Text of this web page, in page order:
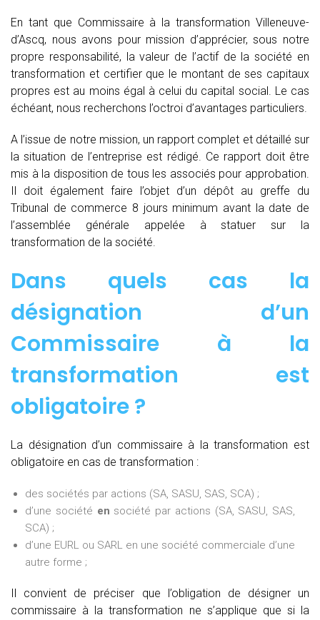
En tant que Commissaire à la transformation Villeneuve-
d’Ascq, nous avons pour mission d’apprécier, sous notre
propre responsabilité, la valeur de l’actif de la société en
transformation et certifier que le montant de ses capitaux
propres est au moins égal à celui du capital social. Le cas
échéant, nous recherchons l’octroi d’avantages particuliers.
A l’issue de notre mission, un rapport complet et détaillé sur
la situation de l’entreprise est rédigé. Ce rapport doit être
mis à la disposition de tous les associés pour approbation.
Il doit également faire l’objet d’un dépôt au greffe du
Tribunal de commerce 8 jours minimum avant la date de
l’assemblée générale appelée à statuer sur la
transformation de la société.
Dans quels cas la
désignation d’un
Commissaire à la
transformation est
obligatoire ?
La désignation d’un commissaire à la transformation est
obligatoire en cas de transformation :
des sociétés par actions (SA, SASU, SAS, SCA) ;
d’une société en société par actions (SA, SASU, SAS,
SCA) ;
d’une EURL ou SARL en une société commerciale d’une
autre forme ;
Il convient de préciser que l’obligation de désigner un
commissaire à la transformation ne s’applique que si la